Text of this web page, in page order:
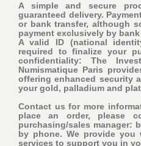
A simple and secure
guaranteed delivery.
or bank transfer, although
payment exclusively by bank
A valid ID (national
required to finalize your
confidentiality: The
Numismatique Paris
offering enhanced security
your gold, palladium and
Contact us for more
place an order, please
purchasing/sales manager:
by phone. We provide you
services to support you in